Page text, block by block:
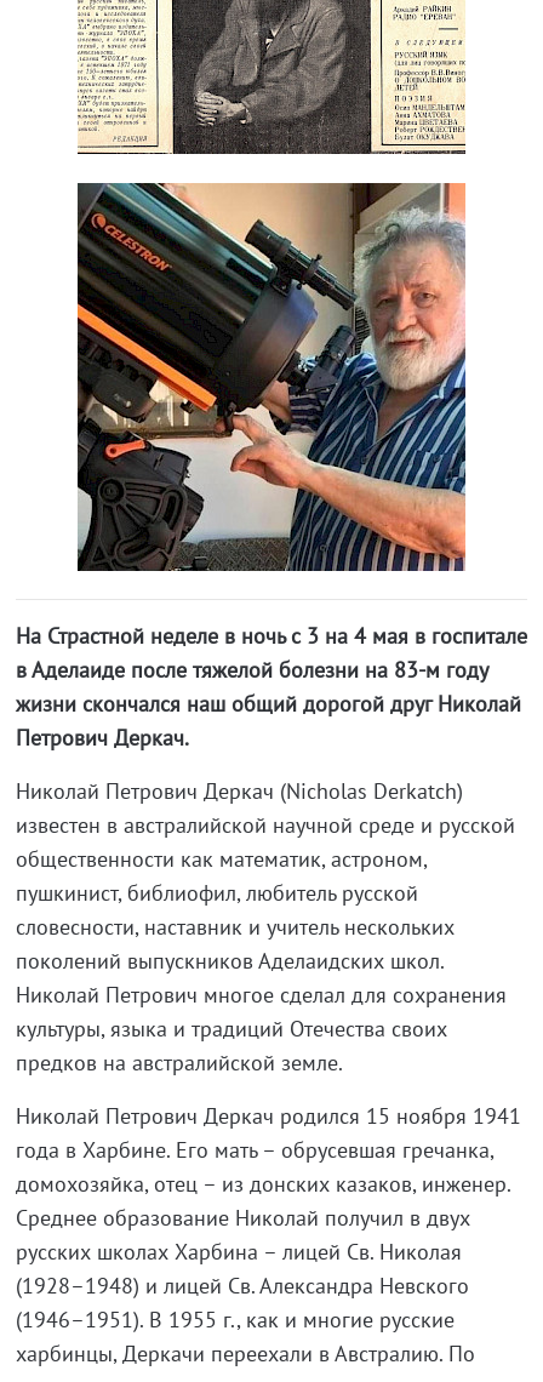
На Страстной неделе в ночь с 3 на 4 мая в госпитале
в Аделаиде после тяжелой болезни на 83-м году
жизни скончался наш общий дорогой друг Николай
Петрович Деркач.
Николай Петрович Деркач (Nicholas Derkatch)
известен в австралийской научной среде и русской
общественности как математик, астроном,
пушкинист, библиофил, любитель русской
словесности, наставник и учитель нескольких
поколений выпускников Аделаидских школ.
Николай Петрович многое сделал для сохранения
культуры, языка и традиций Отечества своих
предков на австралийской земле.
Николай Петрович Деркач родился 15 ноября 1941
года в Харбине. Его мать – обрусевшая гречанка,
домохозяйка, отец – из донских казаков, инженер.
Среднее образование Николай получил в двух
русских школах Харбина – лицей Св. Николая
(1928–1948) и лицей Св. Александра Невского
(1946–1951). В 1955 г., как и многие русские
харбинцы, Деркачи переехали в Австралию. По